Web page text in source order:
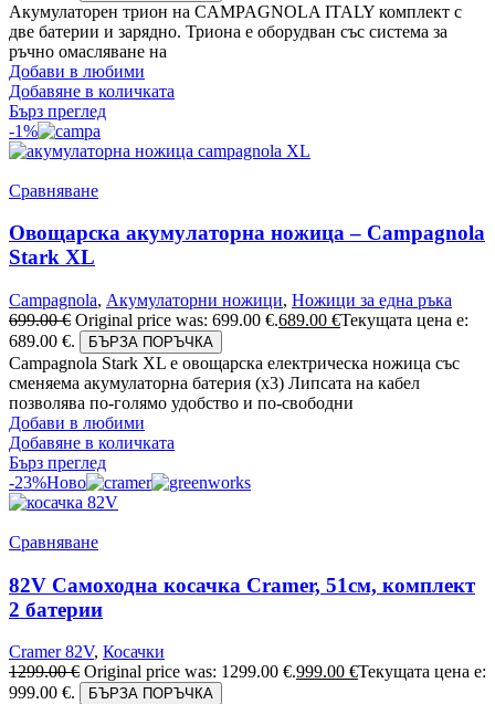
Акумулаторен трион на CAMPAGNOLA ITALY комплект с
две батерии и зарядно. Триона е оборудван със система за
ръчно омасляване на
Добави в любими
Добавяне в количката
Бърз преглед
-1%
Сравняване
Овощарска акумулаторна ножица – Campagnola
Stark XL
Campagnola, Акумулаторни ножици, Ножици за една ръка
699.00€ Original price was: 699.00 €.689.00 €Текущата цена е:
689.00 €.
БЪРЗА ПОРЪЧКА
Campagnola Stark XL е овощарска електрическа ножица със
сменяема акумулаторна батерия (х3) Липсата на кабел
позволява по-голямо удобство и по-свободни
Добави в любими
Добавяне в количката
Бърз преглед
-23%Ново
Сравняване
82V Самоходна косачка Cramer, 51см, комплект
2 батерии
Cramer 82V, Косачки
1299.00€ Original price was: 1299.00 €.999.00 €Текущата цена е:
999.00 €.
БЪРЗА ПОРЪЧКА